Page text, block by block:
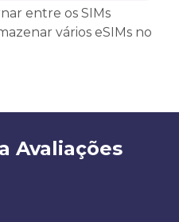
entre os SIMs
vários eSIMs no
Avaliações